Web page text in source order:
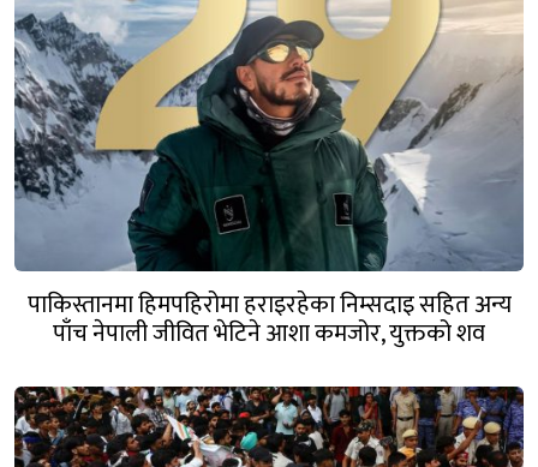
पाकिस्तानमा हिमपहिरोमा हराइरहेका निम्सदाइ सहित अन्य
पाँच नेपाली जीवित भेटिने आशा कमजोर, युक्तको शव